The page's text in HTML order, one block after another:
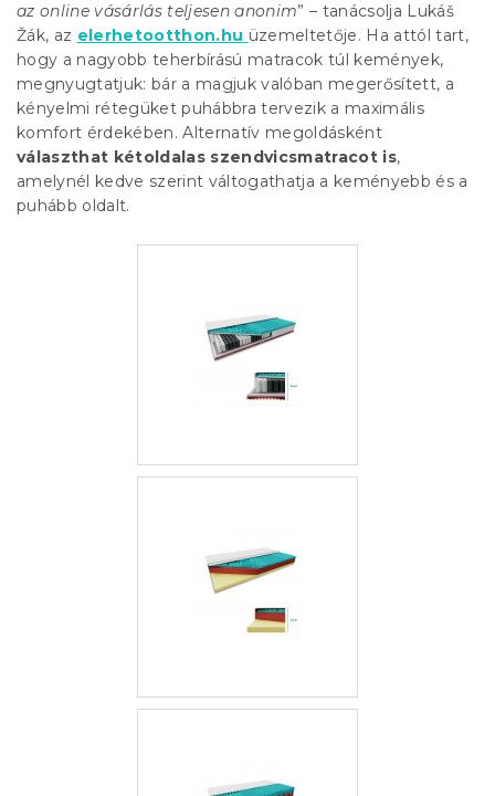
az online vásárlás teljesen anonim” – tanácsolja Lukáš
Žák, az elerhetootthon.hu üzemeltetője. Ha attól tart,
hogy a nagyobb teherbírású matracok túl kemények,
megnyugtatjuk: bár a magjuk valóban megerősített, a
kényelmi rétegüket puhábbra tervezik a maximális
komfort érdekében. Alternatív megoldásként
választhat kétoldalas szendvicsmatracot is,
amelynél kedve szerint váltogathatja a keményebb és a
puhább oldalt.